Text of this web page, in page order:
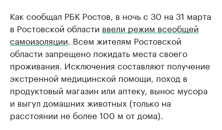
Как сообщал РБК Ростов, в ночь с 30 на 31 марта
в Ростовской области ввели режим всеобщей
самоизоляции. Всем жителям Ростовской
области запрещено покидать места своего
проживания. Исключения составляют получение
экстренной медицинской помощи, поход в
продуктовый магазин или аптеку, вынос мусора
и выгул домашних животных (только на
расстоянии не более 100 м от дома).